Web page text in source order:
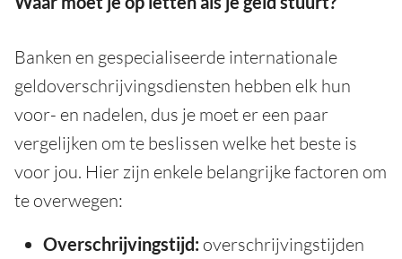
Banken en gespecialiseerde internationale
geldoverschrijvingsdiensten hebben elk hun
voor- en nadelen, dus je moet er een paar
vergelijken om te beslissen welke het beste is
voor jou. Hier zijn enkele belangrijke factoren om
te overwegen:
Overschrijvingstijd: overschrijvingstijden